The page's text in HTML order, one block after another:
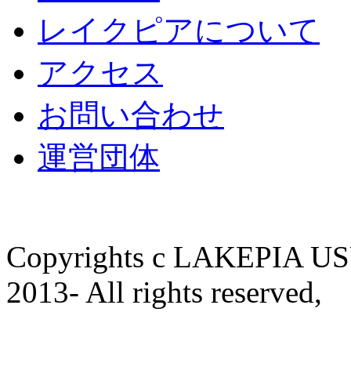
レイクピアについて
アクセス
お問い合わせ
運営団体
Copyrights c LAKEPIA
2013- All rights reserved,